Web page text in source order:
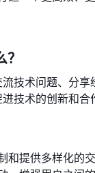
技术问题、分
技术的创新和合
提供多样化的